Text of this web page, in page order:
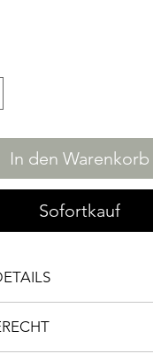
In den Warenkorb
Sofortkauf
4mm